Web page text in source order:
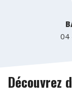
04
Découvrez